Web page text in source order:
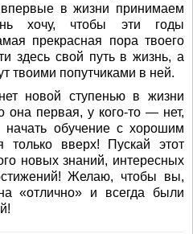
в жизни принимаем
хочу, чтобы эти годы
прекрасная пора твоего
здесь свой путь в жизнь, а
твоими попутчиками в ней.
новой ступенью в жизни
она первая, у кого-то — нет,
обучение с хорошим
только вверх! Пускай этот
новых знаний, интересных
Желаю, чтобы вы,
«отлично» и всегда были